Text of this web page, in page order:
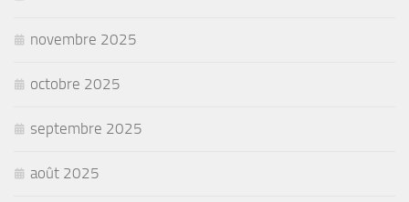
novembre 2025
octobre 2025
septembre 2025
août 2025